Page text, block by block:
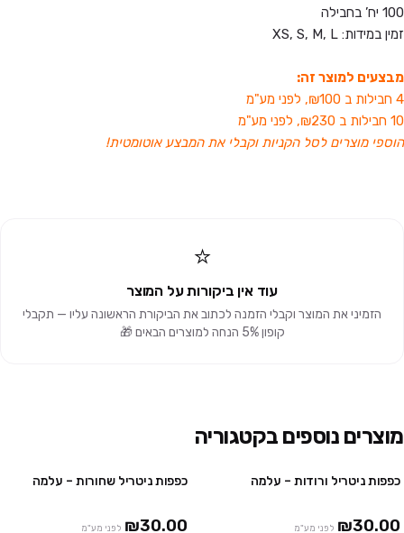
100 יח’ בחבילה
זמין במידות: XS, S, M, L
מבצעים למוצר זה:
4 חבילות ב ₪100, לפני מע"מ
10 חבילות ב ₪230, לפני מע"מ
הוספי מוצרים לסל הקניות וקבלי את המבצע אוטומטית!
⭐
עוד אין ביקורות על המוצר
הזמיני את המוצר וקבלי הזמנה לכתוב את הביקורת הראשונה עליו — תקבלי
קופון 5% הנחה למוצרים הבאים 🎁
מוצרים נוספים בקטגוריה
כפפות ניטריל ורודות – עלמה
₪30.00 לפני מע"מ
כפפות ניטריל שחורות – עלמה
₪30.00 לפני מע"מ